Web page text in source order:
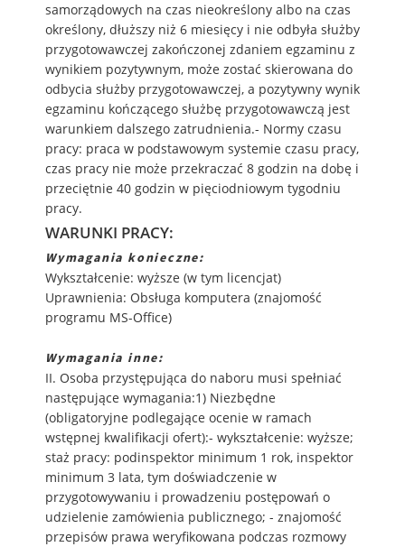
samorządowych na czas nieokreślony albo na czas
określony, dłuższy niż 6 miesięcy i nie odbyła służby
przygotowawczej zakończonej zdaniem egzaminu z
wynikiem pozytywnym, może zostać skierowana do
odbycia służby przygotowawczej, a pozytywny wynik
egzaminu kończącego służbę przygotowawczą jest
warunkiem dalszego zatrudnienia.- Normy czasu
pracy: praca w podstawowym systemie czasu pracy,
czas pracy nie może przekraczać 8 godzin na dobę i
przeciętnie 40 godzin w pięciodniowym tygodniu
pracy.
WARUNKI PRACY:
Wymagania konieczne:
Wykształcenie: wyższe (w tym licencjat)
Uprawnienia: Obsługa komputera (znajomość
programu MS-Office)
Wymagania inne:
II. Osoba przystępująca do naboru musi spełniać
następujące wymagania:1) Niezbędne
(obligatoryjne podlegające ocenie w ramach
wstępnej kwalifikacji ofert):- wykształcenie: wyższe;
staż pracy: podinspektor minimum 1 rok, inspektor
minimum 3 lata, tym doświadczenie w
przygotowywaniu i prowadzeniu postępowań o
udzielenie zamówienia publicznego; - znajomość
przepisów prawa weryfikowana podczas rozmowy